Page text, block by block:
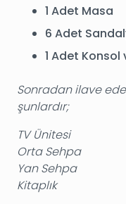
1 Adet Masa
6 Adet
1 Adet Konsol
Sonradan ilave
şunlardır;
TV Ünitesi
Orta Sehpa
Yan Sehpa
Kitaplık